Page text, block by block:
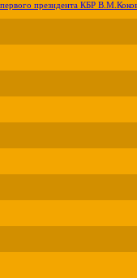
президента КБР